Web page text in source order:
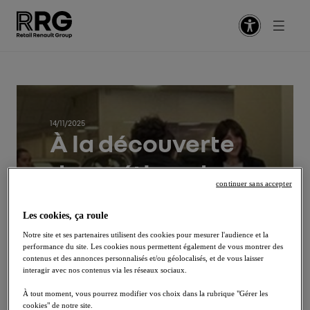
Nos valeurs
Notre équipe RH
Notre Centre de Services Partagés
Après-vente
Management
Comptabilité
Passerelles
Embarquez en CDI / CDD
Pilotez votre alternance / stage
Circulez en VIE
Nos conseils aux candidats
Glassdoor
Facebook
Email
14/11/2025
À la découverte
des métiers de
RRG
Les cookies, ça roule
Notre site et ses partenaires utilisent des cookies pour mesurer l'audience et la
performance du site. Les cookies nous permettent également de vous montrer des
contenus et des annonces personnalisés et/ou géolocalisés, et de vous laisser
interagir avec nos contenus via les réseaux sociaux.
À tout moment, vous pourrez modifier vos choix dans la rubrique "Gérer les
cookies" de notre site.
continuer sans accepter